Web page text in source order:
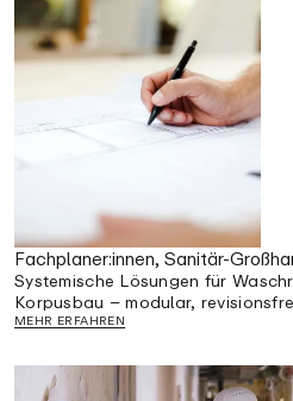
Fachplaner:innen, Sanitär-
Systemische Lösungen für
Korpusbau – modular,
MEHR ERFAHREN